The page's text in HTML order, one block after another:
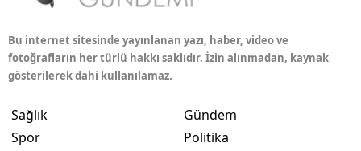
Bu internet sitesinde yayınlanan yazı, haber, video ve
fotoğrafların her türlü hakkı saklıdır. İzin alınmadan, kaynak
gösterilerek dahi kullanılamaz.
Sağlık
Spor
Gündem
Politika